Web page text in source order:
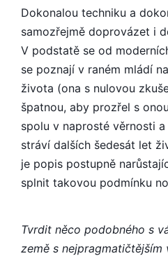
Dokonalou techniku a
samozřejmě doprovázet i
V podstatě se od
se poznají v raném mládí
života (ona s nulovou
špatnou, aby prozřel s
spolu v naprosté věrnosti
stráví dalších šedesát let
je popis postupně
splnit takovou podmínku
Tvrdit něco podobného s
země s nejpragmatič­tějším